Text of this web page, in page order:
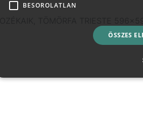
TÖMÖRFA TRIESTE
BESOROLATLAN
ÖSSZES